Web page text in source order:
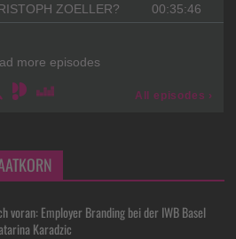
voran: Employer Branding bei der IWB Basel
Karadzic